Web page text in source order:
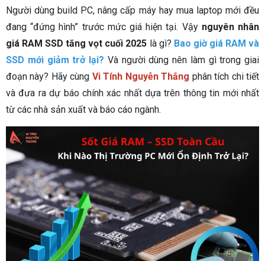
Người dùng build PC, nâng cấp máy hay mua laptop mới đều
đang “đứng hình” trước mức giá hiện tại. Vậy nguyên nhân
giá RAM SSD tăng vọt cuối 2025 là gì? Bao giờ giá RAM và
SSD mới giảm trở lại? Và người dùng nên làm gì trong giai
đoạn này? Hãy cùng Vi Tính Nguyễn Thắng phân tích chi tiết
và đưa ra dự báo chính xác nhất dựa trên thông tin mới nhất
từ các nhà sản xuất và báo cáo ngành.